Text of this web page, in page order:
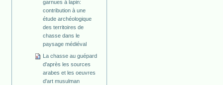
garnues à lapin:
contribution à une
étude archéologique
des territoires de
chasse dans le
paysage médiéval
La chasse au guépard
d'après les sources
arabes et les oeuvres
d'art musulman